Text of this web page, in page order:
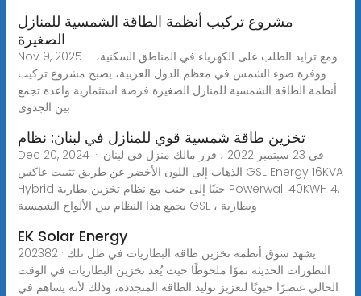
مشروع تركيب أنظمة الطاقة الشمسية للمنازل
الصغيرة
Nov 9, 2025 · ومع تزايد الطلب على الكهرباء في المناطق السكنية،
ووفرة ضوء الشمس في معظم الدول العربية، يصبح مشروع تركيب
أنظمة الطاقة الشمسية للمنازل الصغيرة فرصة استثمارية واعدة تجمع
بين الجدوى
تخزين طاقة شمسية قوي للمنازل في لبنان: نظام
Dec 20, 2024 · في 23 سبتمبر 2022 ، قرر مالك منزل في لبنان
الذهاب إلى اللون الأخضر عن طريق تثبيت عاكس GSL Energy 16KVA
Hybrid جنبًا إلى جنب مع نظام تخزين بطارية Powerwall 40KWH 4.
يجمع هذا النظام بين الألواح الشمسية GSL ، وبطارية
EK Solar Energy
202382 · يشهد سوق أنظمة تخزين طاقة البطاريات في ظل تلك
التطورات الحديثة نموًا ملحوظًا حيث يُعد تخزين البطاريات في الوقت
الحالي عنصرًا حيويًا لتعزيز توليد الطاقة المتجددة، وذلك لأنه يساهم في